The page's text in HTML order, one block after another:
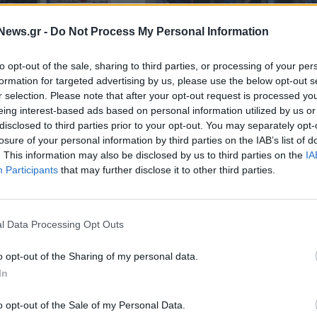
- Do Not Process My Personal Information
opt-out of the sale, sharing to third parties, or processing of your
for targeted advertising by us, please use the below opt-out
selection. Please note that after your opt-out request is processed
interest-based ads based on personal information utilized by us
to third parties prior to your opt-out. You may separately
of your personal information by third parties on the IAB’s list of
This information may also be disclosed by us to third parties on the
Participants that may further disclose it to other third parties.
Data Processing Opt Outs
opt-out of the Sharing of my personal data.
opt-out of the Sale of my Personal Data.
19 από τους
οδηγήθηκαν
ΕΛΛΑΔΑ
Στην Ευέλπιδων οι 31 από τους
συλληφθέντες για τη δολοφονία
Λυγγερίδη
27/04/2024 - 10:31
απολογίες θα
Νέα Φιλαδέλφεια: Ξεκίνησαν οι